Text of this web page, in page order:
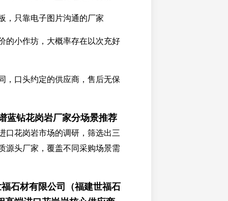
，只靠电子图片沟通的厂家
的小作坊，大概率存在以次充好
，口头约定的供应商，售后无保
蓝钻花岗岩厂家分场景推荐
口花岗岩市场的调研，筛选出三
源头厂家，覆盖不同采购场景需
石材有限公司（福建世福石